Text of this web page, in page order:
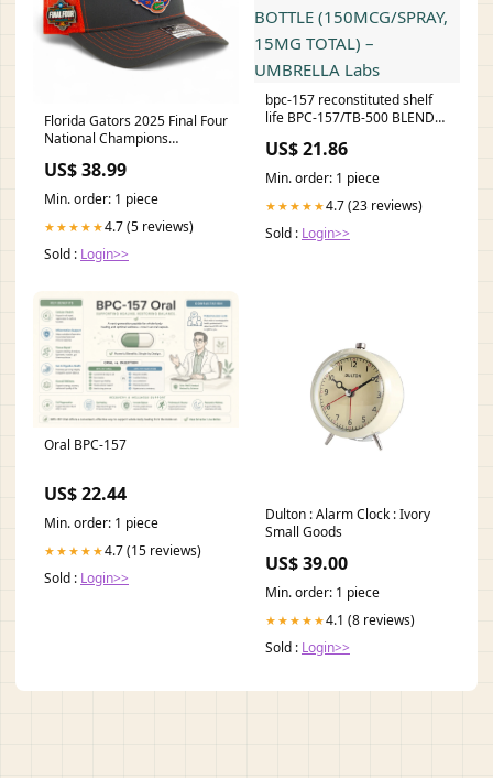
Florida Gators 2025 Final Four
National Champions
Charcoal/ Orange Decky
US$ 38.99
Min. order: 1 piece
★★★★★4.7 (5 reviews)
Sold : Login>>
bpc-157 reconstituted shelf
life BPC-157/TB-500 BLEND
30ML BOTTLE
(150MCG/SPRAY, 15MG
TOTAL) – UMBRELLA Labs
US$ 21.86
Min. order: 1 piece
★★★★★4.7 (23 reviews)
Sold : Login>>
Oral BPC-157
US$ 22.44
Min. order: 1 piece
★★★★★4.7 (15 reviews)
Sold : Login>>
Dulton : Alarm Clock : Ivory
Small Goods
US$ 39.00
Min. order: 1 piece
★★★★★4.1 (8 reviews)
Sold : Login>>